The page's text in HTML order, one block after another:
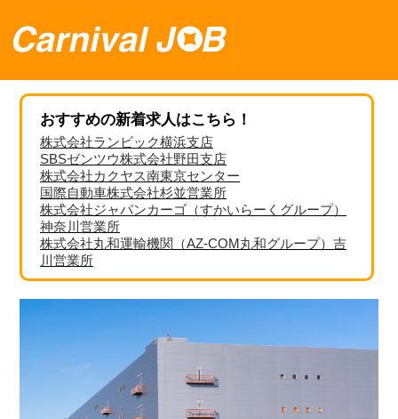
おすすめの新着求人はこちら！
株式会社ランビック横浜支店
SBSゼンツウ株式会社野田支店
株式会社カクヤス南東京センター
国際自動車株式会社杉並営業所
株式会社ジャパンカーゴ（すかいらーくグループ）
神奈川営業所
株式会社丸和運輸機関（AZ-COM丸和グループ）吉
川営業所